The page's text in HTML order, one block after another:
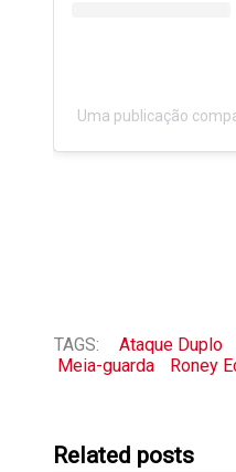
Uma publicação
TAGS: Ataque Duplo
Meia-guarda
Roney
Related posts